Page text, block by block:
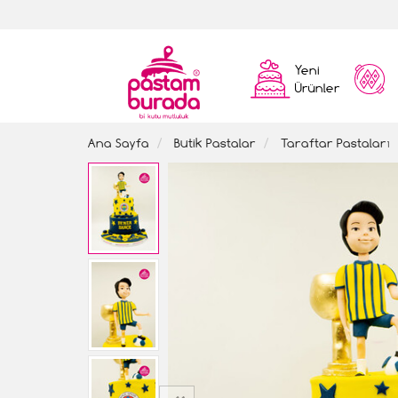
Yeni
Ürünler
Ana Sayfa Butik Pastalar Taraftar Pastaları